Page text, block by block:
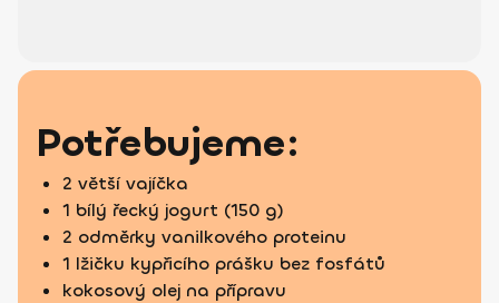
Potřebujeme:
2 větší vajíčka
1 bílý řecký jogurt (150 g)
2 odměrky vanilkového proteinu
1 lžičku kypřicího prášku bez fosfátů
kokosový olej na přípravu